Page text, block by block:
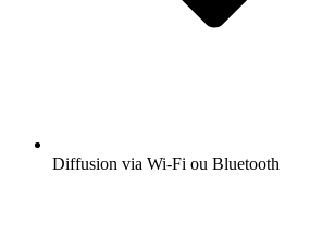
Diffusion via Wi-Fi ou Bluetooth